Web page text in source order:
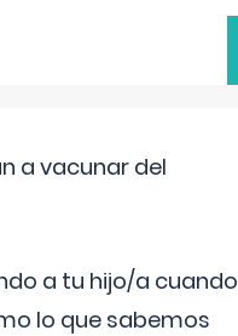
a vacunar del
a tu hijo/a cuando
lo que sabemos